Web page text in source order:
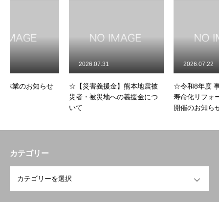
開業を検討中の方へ
会員の方へ
☆【災害義援金】熊本地震被
災者・被災地への義援金につ
☆令和8年度 事業者向け 「長
寿命化リフォームセミナー」
開催のお知らせ
カテゴリー